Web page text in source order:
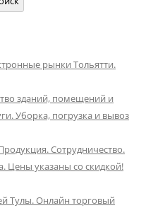
рынки Тольятти.
зданий, помещений и
Уборка, погрузка и вывоз
Сотрудничество.
Цены указаны со скидкой!
Тулы. Онлайн торговый